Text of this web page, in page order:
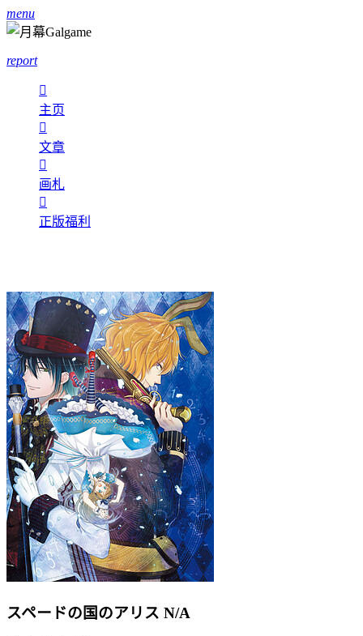
menu
report

主页

文章

画札

正版福利
スペードの国のアリス N/A